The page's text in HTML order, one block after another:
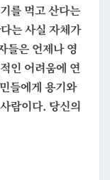
를 먹고 산다는
는 사실 자체가
들은 언제나 영
인 어려움에 연
들에게 용기와
람이다. 당신의